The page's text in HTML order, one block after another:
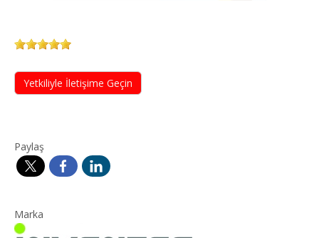
Yetkiliyle İletişime Geçin
Paylaş
Marka